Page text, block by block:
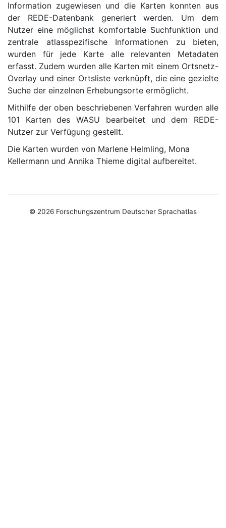
Information zugewiesen und die Karten konnten aus
der REDE-Datenbank generiert werden. Um dem
Nutzer eine möglichst komfortable Suchfunktion und
zentrale atlasspezifische Informationen zu bieten,
wurden für jede Karte alle relevanten Metadaten
erfasst. Zudem wurden alle Karten mit einem Ortsnetz-
Overlay und einer Ortsliste verknüpft, die eine gezielte
Suche der einzelnen Erhebungsorte ermöglicht.
Mithilfe der oben beschriebenen Verfahren wurden alle
101 Karten des WASU bearbeitet und dem REDE-
Nutzer zur Verfügung gestellt.
Die Karten wurden von Marlene Helmling, Mona
Kellermann und Annika Thieme digital aufbereitet.
© 2026 Forschungszentrum Deutscher Sprachatlas